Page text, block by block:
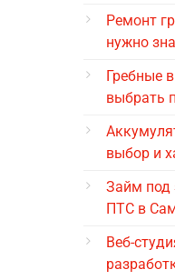
Ремонт
нужно
Гребные
выбрать
выбор и
Займ под
ПТС в
Веб-